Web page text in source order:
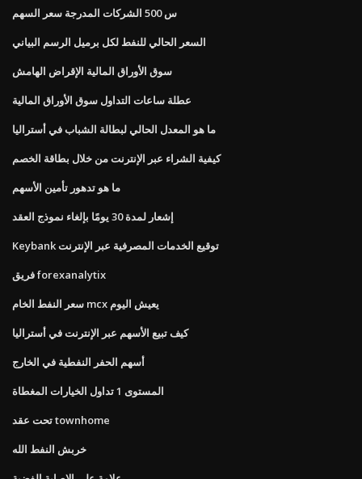
س 500 الشركات المدرجة سعر السهم
السعر الحالي للنفط لكل برميل الرسم البياني
سوق الأوراق المالية الإقراض الهامش
عطلة ساعات التداول سوق الأوراق المالية
ما هو المعدل الحالي لبطالة الشباب في أستراليا
كيفية الشراء عبر الإنترنت من خلال بطاقة الخصم
ما هو تدهور تأمين الأسهم
إشعار لمدة 30 يومًا بإلغاء نموذج العقد
Keybank توقيع الخدمات المصرفية عبر الإنترنت
فريق forexanalytix
سعر النفط الخام mcx يعيش اليوم
كيف تبيع الأسهم عبر الإنترنت في أستراليا
أسهم الحفر النفطية في الخارج
المستوى 1 تداول الخيارات المغطاة
تحت عقد townhome
خربش النفط الله